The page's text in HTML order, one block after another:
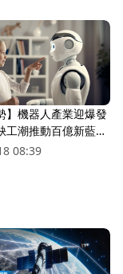
】機器人產業迎爆發
工潮推動百億新藍
08:39